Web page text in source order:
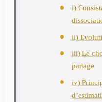
i)
ii)
iii) Le
partage
iv)